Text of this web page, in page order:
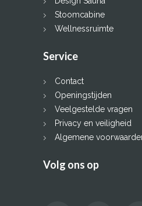
Stoomcabine
Wellnessruimte
Service
Contact
Openingstijden
Veelgestelde vragen
Privacy en veiligheid
Algemene
Volg ons op